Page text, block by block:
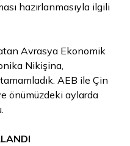
hazırlanmasıyla ilgili
Avrasya Ekonomik
Nikişina,
AEB ile Çin
önümüzdeki aylarda